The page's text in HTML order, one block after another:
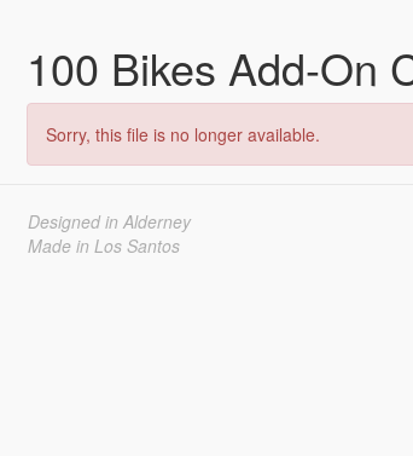
100 Bikes Add-On
Sorry, this file is no longer available.
Designed in Alderney
Made in Los Santos